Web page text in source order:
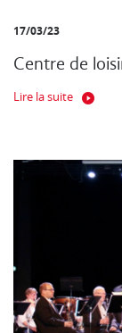
17/03/23
Centre de
Lire la suite